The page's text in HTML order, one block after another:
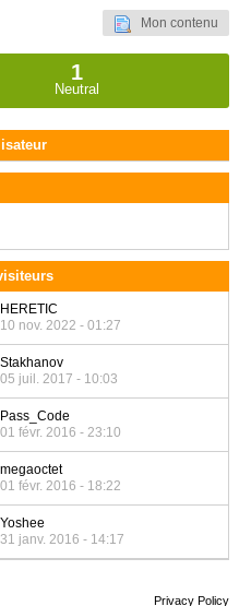
Mon contenu
1
Neutral
HERETIC
10 nov. 2022 - 01:27
Stakhanov
05 juil. 2017 - 10:03
Pass_Code
01 févr. 2016 - 23:10
megaoctet
01 févr. 2016 - 18:22
Yoshee
31 janv. 2016 - 14:17
Privacy Policy